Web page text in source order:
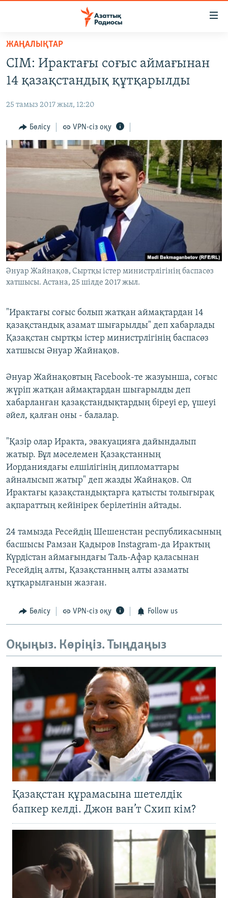
Skip
main
content
to
Navigation
Skip
Search
ҚАҢТАР ОҚИҒАСЫ
АДАМ ҚҰҚЫҚТАРЫ
ӘЛЕУМЕТ
ӘЛЕМ
АРНАЙЫ ЖОБАЛАР
ЖАЗЫЛЫҢЫЗ
Басқа тілдерде
ЖАҢАЛЫҚТАР
СІМ: Ирактағы соғыс аймағынан
14 қазақстандық құтқарылды
25 тамыз 2017 жыл, 12:20
Бөлісу VPN-сіз оқу
Әнуар Жайнақов, Сыртқы істер министрлігінің баспасөз
хатшысы. Астана, 25 шілде 2017 жыл.
"Ирактағы соғыс болып жатқан аймақтардан 14
қазақстандық азамат шығарылды" деп хабарлады
Қазақстан сыртқы істер министрлігінің баспасөз
хатшысы Әнуар Жайнақов.
Әнуар Жайнақовтың Facebook-те жазуынша, соғыс
жүріп жатқан аймақтардан шығарылды деп
хабарланған қазақстандықтардың біреуі ер, үшеуі
әйел, қалған оны - балалар.
"Қазір олар Иракта, эвакуацияға дайындалып
жатыр. Бұл мәселемен Қазақстанның
Иорданиядағы елшілігінің дипломаттары
айналысып жатыр" деп жазды Жайнақов. Ол
Ирактағы қазақстандықтарға қатысты толығырақ
ақпараттың кейінірек берілетінін айтады.
24 тамызда Ресейдің Шешенстан республикасының
басшысы Рамзан Қадыров Instagram-да Ирактың
Күрдістан аймағындағы Таль-Афар қаласынан
Ресейдің алты, Қазақстанның алты азаматы
құтқарылғанын жазған.
Бөлісу VPN-сіз оқу Follow us
Оқыңыз. Көріңіз. Тыңдаңыз
Қазақстан құрамасына шетелдік
бапкер келді. Джон ван’т Схип кім?